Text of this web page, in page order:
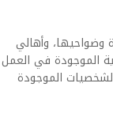
وضواحيها، وأهالي
الموجودة في العمل
الموجودة